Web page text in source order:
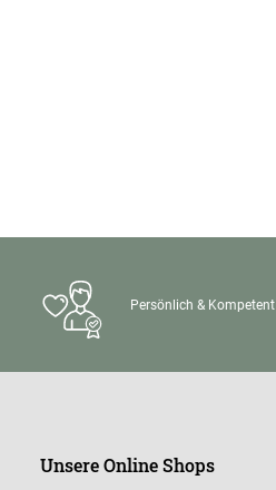
Persönlich & Kompetent
Unsere Online Shops